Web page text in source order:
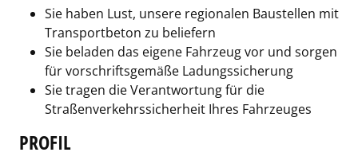
Sie haben Lust, unsere regionalen Baustellen mit
Transportbeton zu beliefern
Sie beladen das eigene Fahrzeug vor und sorgen
für vorschriftsgemäße Ladungssicherung
Sie tragen die Verantwortung für die
Straßenverkehrssicherheit Ihres Fahrzeuges
PROFIL